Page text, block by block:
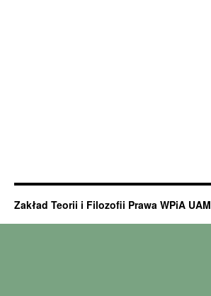
Zakład Teorii i Filozofii Prawa WPiA UAM